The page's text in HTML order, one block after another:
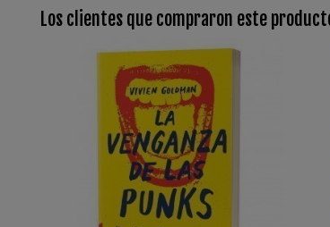
Los clientes que compraron este